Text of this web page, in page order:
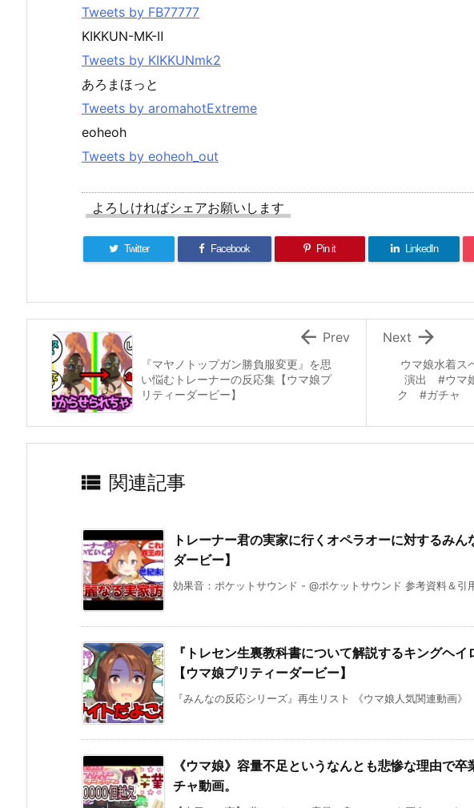
Tweets by FB77777
KIKKUN-MK-Ⅱ
Tweets by KIKKUNmk2
あろまほっと
Tweets by aromahotExtreme
eoheoh
Tweets by eoheoh_out
よろしければシェアお願いします
Twitter Facebook Pin it LinkedIn
ウマ娘水着ス
演出 #ウマ
ク #ガチ

Next
『マヤノトップガン勝負服変更』を思
い悩むトレーナーの反応集【ウマ娘プ
リティーダービー】
 Prev
 関連記事
トレーナー君の実家に行くオペラオーに対するみ
ダービー】
効果音：ポケットサウンド - @ポケットサウンド 参考資料＆引
『トレセン生裏教科書について解説するキングヘ
【ウマ娘プリティーダービー】
『みんなの反応シリーズ』再生リスト 《ウマ娘人気関連動画
《ウマ娘》容量不足というなんとも悲惨な理由で
チャ動画。